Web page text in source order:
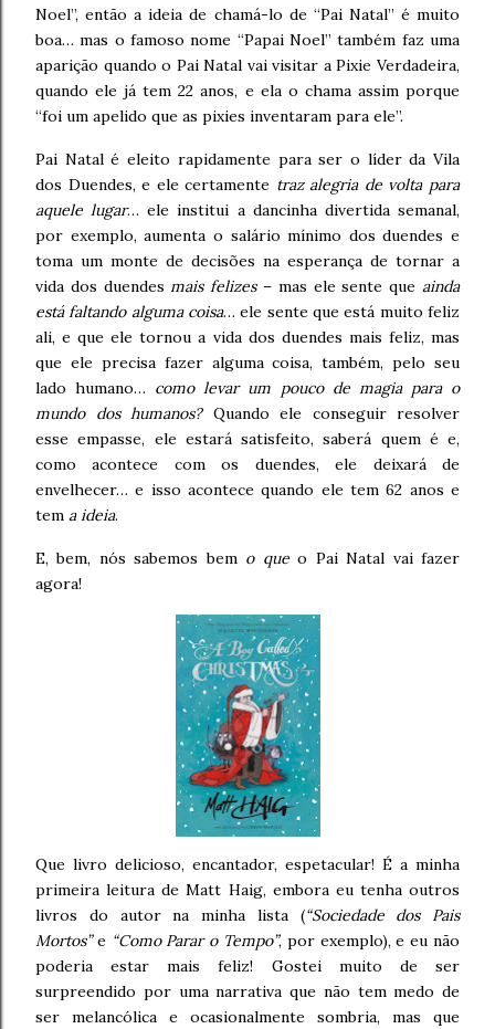
Noel”, então a ideia de chamá-lo de “Pai Natal” é muito
boa… mas o famoso nome “Papai Noel” também faz uma
aparição quando o Pai Natal vai visitar a Pixie Verdadeira,
quando ele já tem 22 anos, e ela o chama assim porque
“foi um apelido que as pixies inventaram para ele”.
Pai Natal é eleito rapidamente para ser o líder da Vila
dos Duendes, e ele certamente traz alegria de volta para
aquele lugar… ele institui a dancinha divertida semanal,
por exemplo, aumenta o salário mínimo dos duendes e
toma um monte de decisões na esperança de tornar a
vida dos duendesmais felizes– mas ele sente queainda
está faltando alguma coisa… ele sente que está muito feliz
ali, e que ele tornou a vida dos duendes mais feliz, mas
que ele precisa fazer alguma coisa, também, pelo seu
lado humano… como levar um pouco de magia para o
mundo dos humanos?Quando ele conseguir resolver
esse empasse, ele estará satisfeito, saberá quem é e,
como acontece com os duendes, ele deixará de
envelhecer… e isso acontece quando ele tem 62 anos e
tem a ideia.
E, bem, nós sabemos bem o queo Pai Natal vai fazer
agora!
Que livro delicioso, encantador, espetacular! É a minha
primeira leitura de Matt Haig, embora eu tenha outros
livros do autor na minha lista (“Sociedade dos Pais
Mortos”e “Como Parar o Tempo”, por exemplo), e eu não
poderia estar mais feliz! Gostei muito de ser
surpreendido por uma narrativa que não tem medo de
ser melancólica e ocasionalmente sombria, mas que